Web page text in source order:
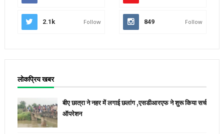
2.1k Follow 849 Follow
लोकप्रिय खबर
बीए छात्रा ने नहर में लगाई छलांग ,एसडीआरएफ ने शुरू किया सर्च
ऑपरेशन